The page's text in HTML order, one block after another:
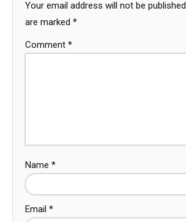
Your email address will not be published.
are marked *
Comment *
Name *
Email *